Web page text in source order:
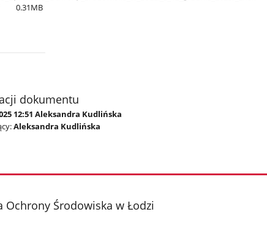
0.31MB
dokumentu
12:51 Aleksandra Kudlińska
Aleksandra Kudlińska
Ochrony Środowiska w Łodzi